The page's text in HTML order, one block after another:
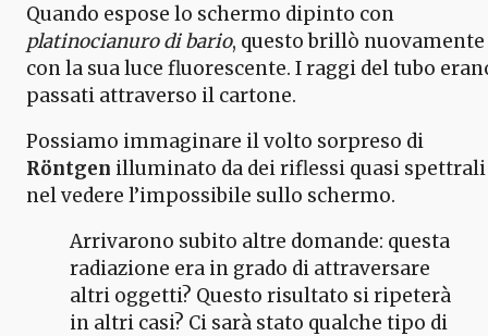
Quando espose lo schermo dipinto con
platinocianuro di bario, questo brillò nuovamente
con la sua luce fluorescente. I raggi del tubo
passati attraverso il cartone.
Possiamo immaginare il volto sorpreso di
Röntgen illuminato da dei riflessi quasi spettrali
nel vedere l’impossibile sullo schermo.
Arrivarono subito altre domande: questa
radiazione era in grado di attraversare
altri oggetti? Questo risultato si ripeterà
in altri casi? Ci sarà stato qualche tipo di